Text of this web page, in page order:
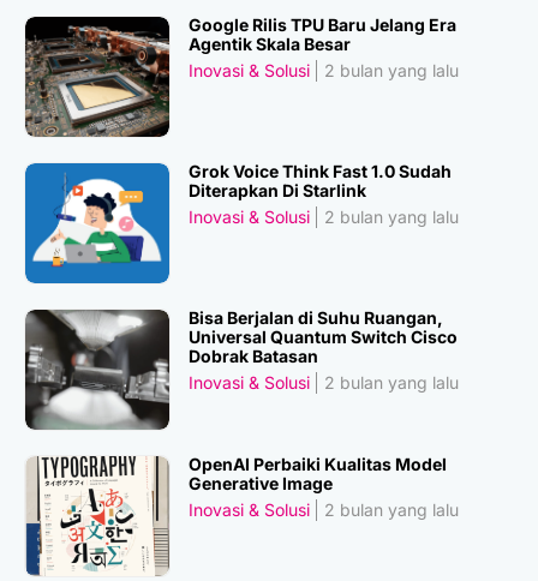
Google Rilis TPU Baru Jelang Era
Agentik Skala Besar
Inovasi & Solusi
2 bulan yang lalu
Grok Voice Think Fast 1.0 Sudah
Diterapkan Di Starlink
Inovasi & Solusi
2 bulan yang lalu
Bisa Berjalan di Suhu Ruangan,
Universal Quantum Switch Cisco
Dobrak Batasan
Inovasi & Solusi
2 bulan yang lalu
OpenAI Perbaiki Kualitas Model
Generative Image
Inovasi & Solusi
2 bulan yang lalu